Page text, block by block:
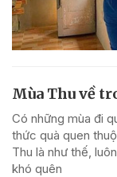
Mùa Thu về
Có những mùa đi
thức quà quen
Thu là như thế,
khó quên